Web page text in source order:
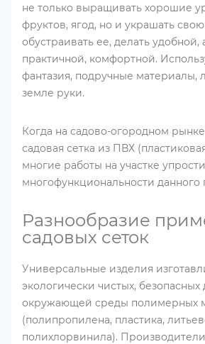
не только выращивать хорошие
фруктов, ягод, но и украшать
обустраивать ее, делать удобной,
практичной, комфортной.
фантазия, подручные материалы,
земле руки.
Когда на садово-огородном
садовая сетка из ПВХ
многие работы на участке
многофункциональности данного
Разнообразие
садовых сеток
Универсальные изделия
экологически чистых, безопасных
окружающей среды полимерных
(полипропилена, пластика,
полихлорвинила).